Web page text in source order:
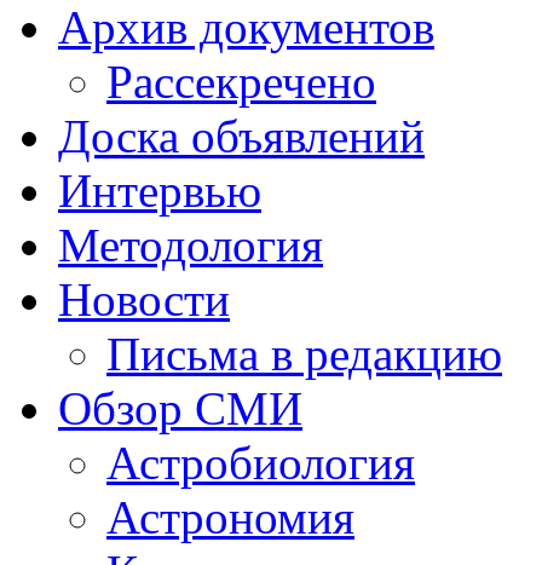
Архив документов
Рассекречено
Доска объявлений
Интервью
Методология
Новости
Письма в редакцию
Обзор СМИ
Астробиология
Астрономия